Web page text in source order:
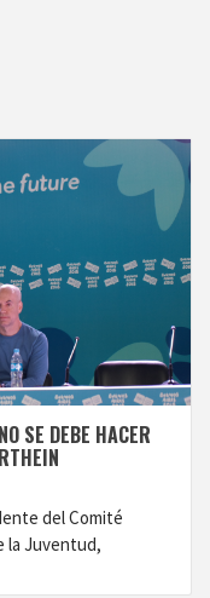
SE DEBE HACER
del Comité
la Juventud,